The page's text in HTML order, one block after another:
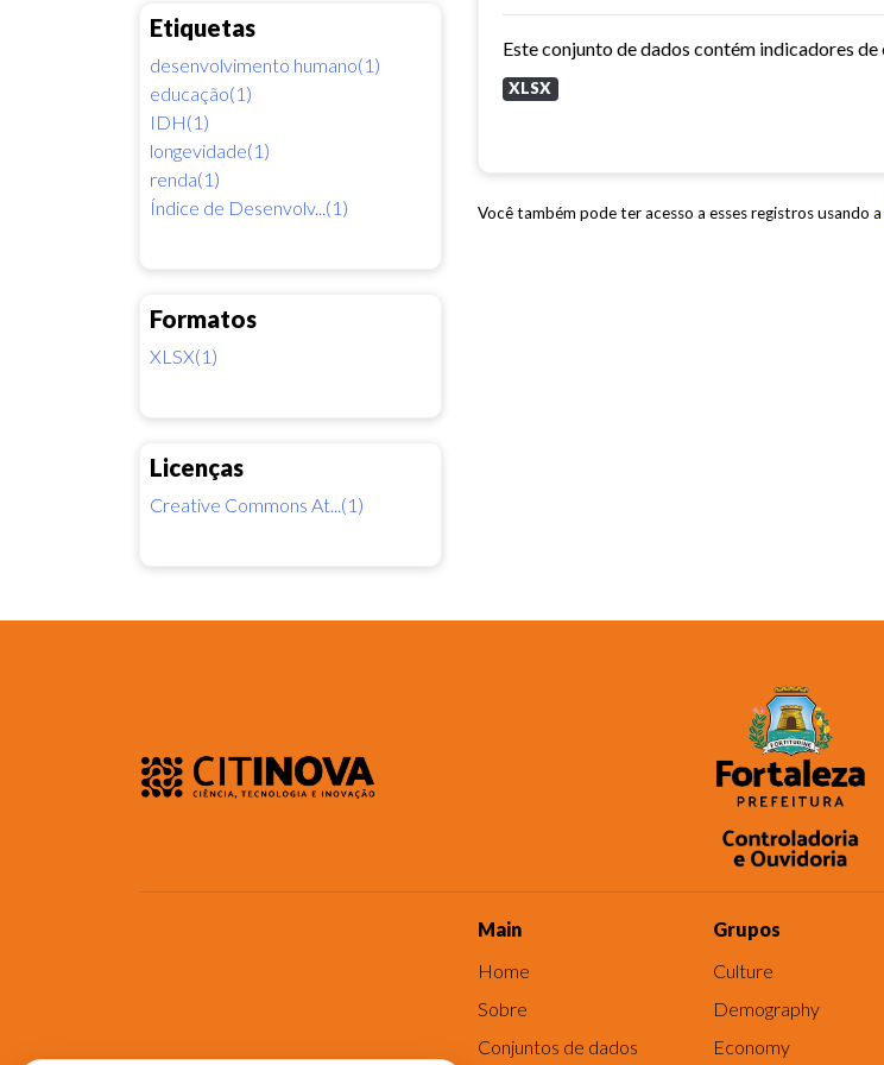
Etiquetas
desenvolvimento humano(1)
educação(1)
IDH(1)
longevidade(1)
renda(1)
Índice de Desenvolv...(1)
Formatos
XLSX(1)
Licenças
Creative Commons At...(1)
XLSX
Você também pode ter acesso a esses registros usando a
Main
Home
Sobre
Conjuntos de dados
Grupos
Culture
Demography
Economy